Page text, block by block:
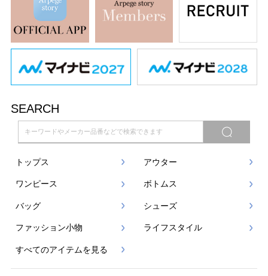
SEARCH
トップス アウター
ワンピース ボトムス
バッグ シューズ
ファッション小物 ライフスタイル
すべてのアイテムを見る